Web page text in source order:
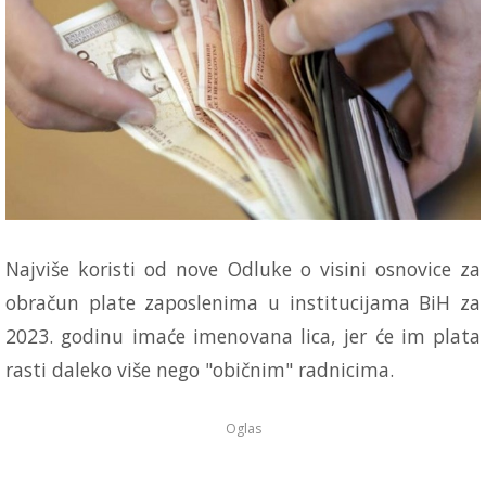
​Najviše koristi od nove Odluke o visini osnovice za
obračun plate zaposlenima u institucijama BiH za
2023. godinu imaće imenovana lica, jer će im plata
rasti daleko više nego "običnim" radnicima.
Oglas